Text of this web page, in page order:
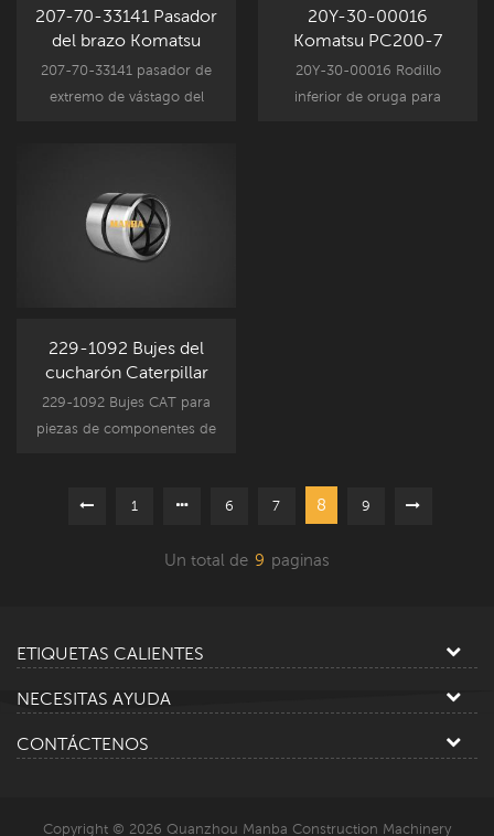
207-70-33141 Pasador
del brazo Komatsu
PC300-7
207-70-33141 pasador de
extremo de vástago del
Komatsu, reemplazo de
piezas de repuesto PC300-
7.
20Y-30-00016
Komatsu PC200-7
Rodillo inferior de
oruga
20Y-30-00016 Rodillo
inferior de oruga para
229-1092 Bujes del
cucharón Caterpillar
312C 312D
229-1092 Bujes CAT para
piezas de componentes de
bujes de cucharón de
1 6 7 8 9
Un total de 9 paginas
ETIQUETAS CALIENTES
NECESITAS AYUDA
CONTÁCTENOS
Copyright © 2026 Quanzhou Manba Construction Machinery